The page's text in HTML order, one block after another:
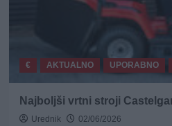
€ AKTUALNO UPORABNO
Najboljši vrtni stroji
Urednik 02/06/2026